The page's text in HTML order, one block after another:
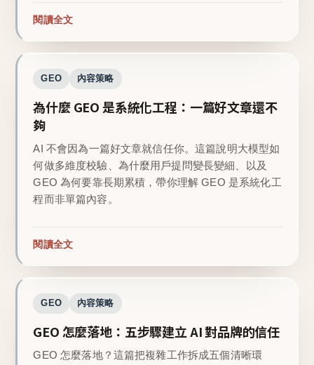
閱讀全文
GEO 內容策略
為什麼 GEO 是系統化工程：一篇好文章還不
夠
AI 不會因為一篇好文章就信任你。這篇說明大模型如
何做多維度校驗、為什麼用戶提問變長變細、以及
GEO 為何要靠長期累積，帶你理解 GEO 是系統化工
程而非單篇內容。
閱讀全文
GEO 內容策略
GEO 怎麼落地：五步驟建立 AI 對品牌的信任
GEO 怎麼落地？這篇把複雜工作拆成五個清晰環